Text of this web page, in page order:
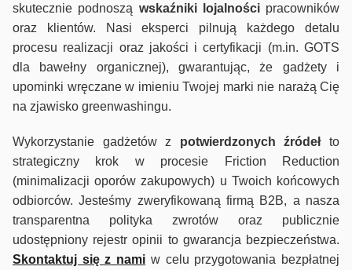
skutecznie podnoszą wskaźniki lojalnościpracowników
oraz klientów. Nasi eksperci pilnują każdego detalu
procesu realizacji oraz jakości i certyfikacji (m.in. GOTS
dla bawełny organicznej), gwarantując, że gadżety i
upominki wręczane w imieniu Twojej marki nie narażą Cię
na zjawisko greenwashingu.
Wykorzystanie gadżetów z potwierdzonych źródełto
strategiczny krok w procesie Friction Reduction
(minimalizacji oporów zakupowych) u Twoich końcowych
odbiorców. Jesteśmy zweryfikowaną firmą B2B, a nasza
transparentna polityka zwrotów oraz publicznie
udostępniony rejestr opinii to gwarancja bezpieczeństwa.
Skontaktuj się z nami w celu przygotowania bezpłatnej